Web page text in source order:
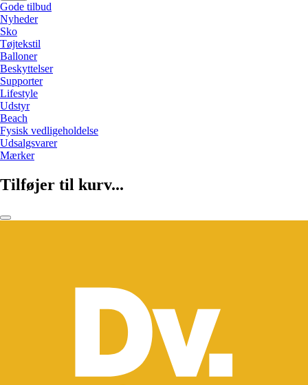
Gode tilbud
Nyheder
Sko
Tøjtekstil
Balloner
Beskyttelser
Supporter
Lifestyle
Udstyr
Beach
Fysisk vedligeholdelse
Udsalgsvarer
Mærker
Tilføjer til kurv...